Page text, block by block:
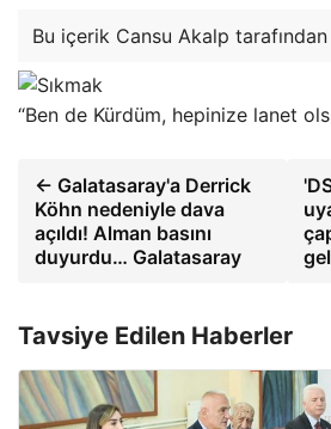
Bu içerik Cansu Akalp tarafından
“Ben de Kürdüm, hepinize lanet
← Galatasaray'a Derrick
Köhn nedeniyle dava
açıldı! Alman basını
duyurdu… Galatasaray
Tavsiye Edilen Haberler